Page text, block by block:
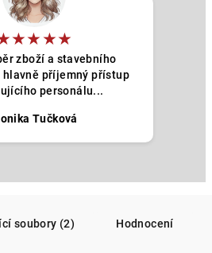
zboží a stavebního
příjemný přístup
personálu...
Tučková
soubory (2) Hodnocení